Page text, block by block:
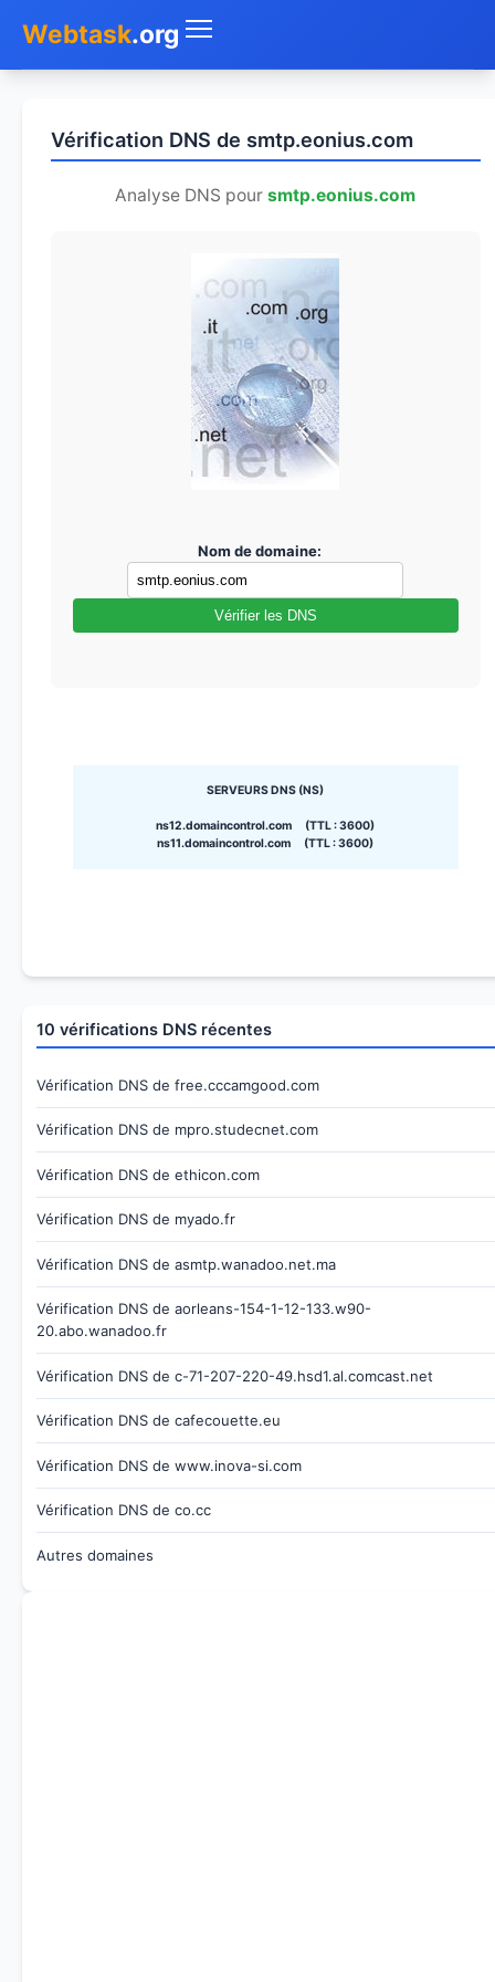
Webtask.org
Whois
Vérification DNS de smtp.eonius.com
Analyse DNS poursmtp.eonius.com
Nom de domaine:
Vérifier les DNS
SERVEURS DNS (NS)
ns12.domaincontrol.com (TTL : 3600)
ns11.domaincontrol.com (TTL : 3600)
10 vérifications DNS récentes
Vérification DNS de free.cccamgood.com
Vérification DNS de mpro.studecnet.com
Vérification DNS de ethicon.com
Vérification DNS de myado.fr
Vérification DNS de asmtp.wanadoo.net.ma
Vérification DNS de aorleans-154-1-12-133.w90-
20.abo.wanadoo.fr
Vérification DNS de c-71-207-220-49.hsd1.al.comcast.net
Vérification DNS de cafecouette.eu
Vérification DNS de www.inova-si.com
Vérification DNS de co.cc
Autres domaines